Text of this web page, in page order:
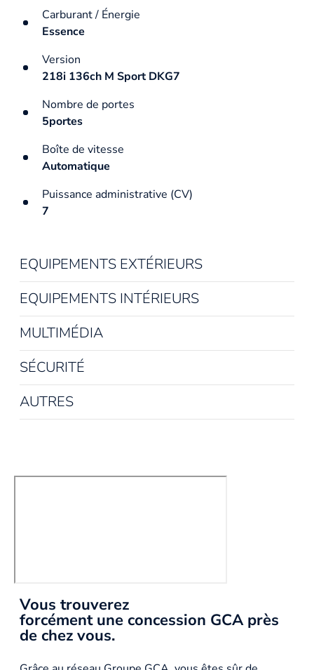
Carburant / Énergie
Essence
Version
218i 136ch M Sport DKG7
Nombre de portes
5portes
Boîte de vitesse
Automatique
Puissance administrative (CV)
7
EQUIPEMENTS EXTÉRIEURS
EQUIPEMENTS INTÉRIEURS
MULTIMÉDIA
SÉCURITÉ
AUTRES
Vous trouverez
forcément une concession GCA près
de chez vous.